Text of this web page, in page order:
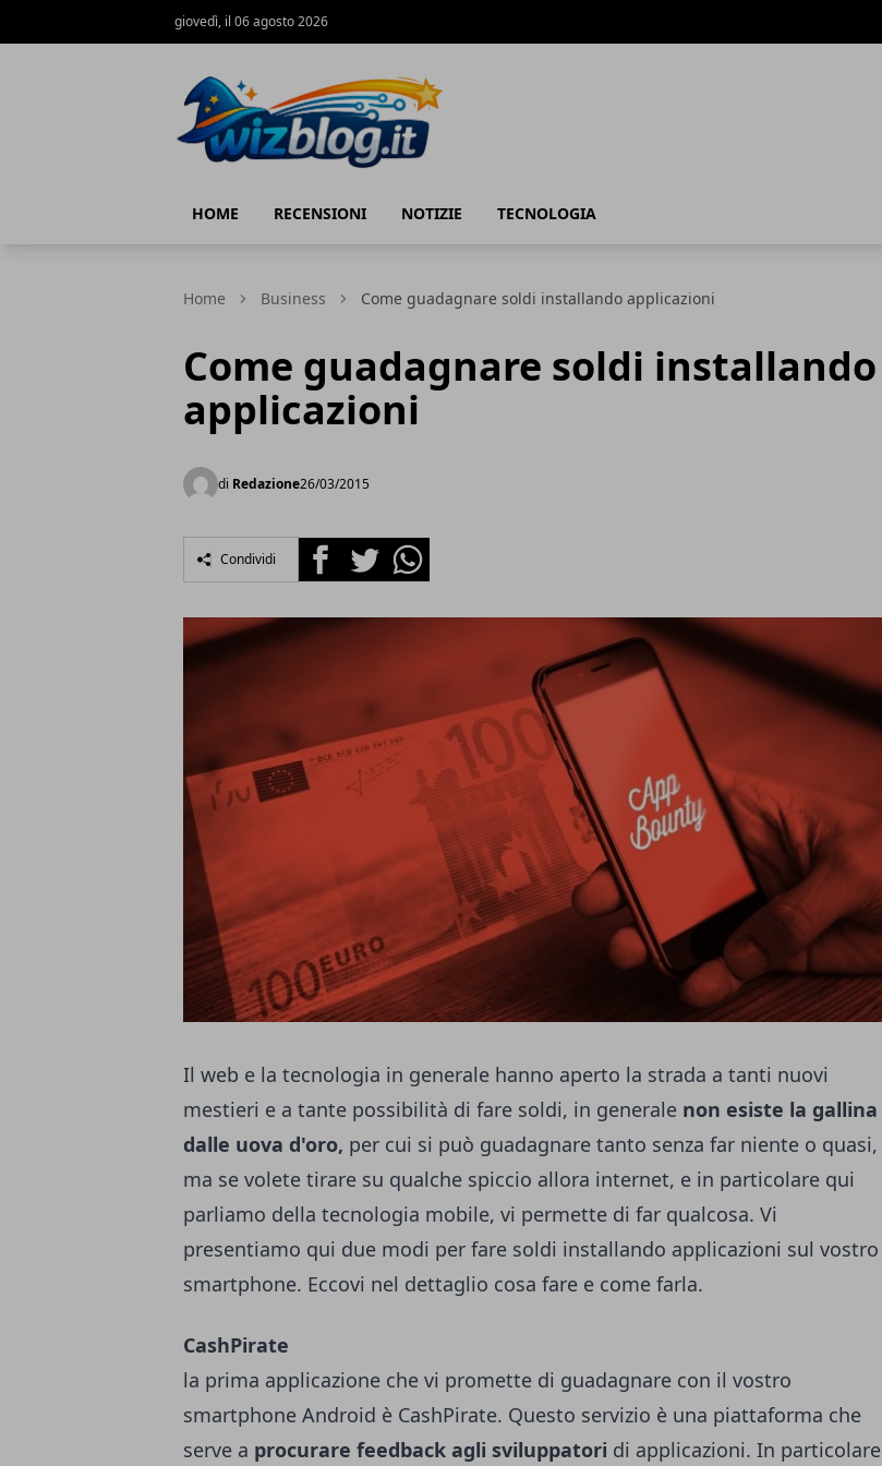
giovedì, il 06 agosto 2026
HOME RECENSIONI NOTIZIE TECNOLOGIA
Home Business Come guadagnare soldi installando applicazioni
Come guadagnare soldi installando
applicazioni
di Redazione26/03/2015
Condividi FacebookTwitterWhatsapp
Il web e la tecnologia in generale hanno aperto la strada a tanti nuovi
mestieri e a tante possibilità di fare soldi, in generale non esiste la gallina
dalle uova d'oro, per cui si può guadagnare tanto senza far niente o quasi,
ma se volete tirare su qualche spiccio allora internet, e in particolare qui
parliamo della tecnologia mobile, vi permette di far qualcosa. Vi
presentiamo qui due modi per fare soldi installando applicazioni sul vostro
smartphone. Eccovi nel dettaglio cosa fare e come farla.
CashPirate
la prima applicazione che vi promette di guadagnare con il vostro
smartphone Android è CashPirate. Questo servizio è una piattaforma che
serve a procurare feedback agli sviluppatori di applicazioni. In particolare